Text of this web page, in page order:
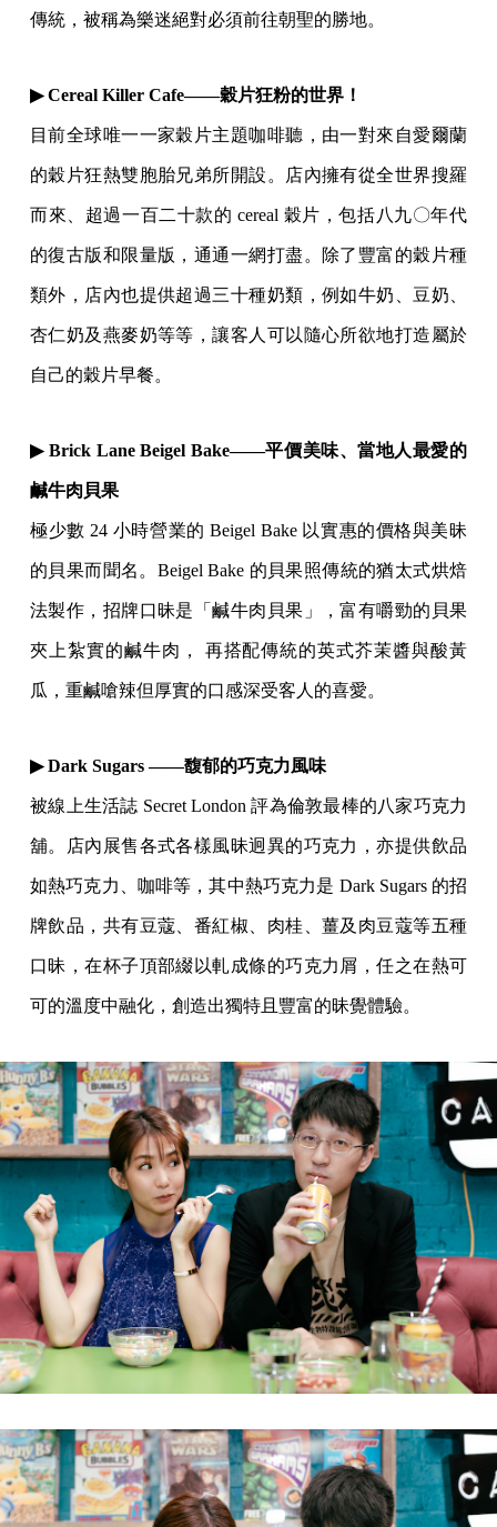
傳統，被稱為樂迷絕對必須前往朝聖的勝地。
▶ Cereal Killer Cafe——穀片狂粉的世界！
目前全球唯一一家穀片主題咖啡聽，由一對來自愛爾蘭
的穀片狂熱雙胞胎兄弟所開設。店內擁有從全世界搜羅
而來、超過一百二十款的 cereal 穀片，包括八九〇年代
的復古版和限量版，通通一網打盡。除了豐富的穀片種
類外，店內也提供超過三十種奶類，例如牛奶、豆奶、
杏仁奶及燕麥奶等等，讓客人可以隨心所欲地打造屬於
自己的穀片早餐。
▶ Brick Lane Beigel Bake——平價美味、當地人最愛的
鹹牛肉貝果
極少數 24 小時營業的 Beigel Bake 以實惠的價格與美昧
的貝果而聞名。Beigel Bake 的貝果照傳統的猶太式烘焙
法製作，招牌口昧是「鹹牛肉貝果」，富有嚼勁的貝果
夾上紮實的鹹牛肉， 再搭配傳統的英式芥茉醬與酸黃
瓜，重鹹嗆辣但厚實的口感深受客人的喜愛。
▶ Dark Sugars ——馥郁的巧克力風味
被線上生活誌 Secret London 評為倫敦最棒的八家巧克力
舖。店內展售各式各樣風昧迥異的巧克力，亦提供飲品
如熱巧克力、咖啡等，其中熱巧克力是 Dark Sugars 的招
牌飲品，共有豆蔻、番紅椒、肉桂、薑及肉豆蔻等五種
口昧，在杯子頂部綴以軋成條的巧克力屑，任之在熱可
可的溫度中融化，創造出獨特且豐富的昧覺體驗。